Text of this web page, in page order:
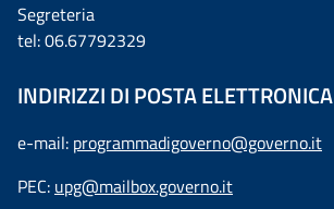
Segreteria
tel: 06.67792329
INDIRIZZI DI POSTA ELETTRONICA
e-mail: programmadigoverno@governo.it
PEC: upg@mailbox.governo.it